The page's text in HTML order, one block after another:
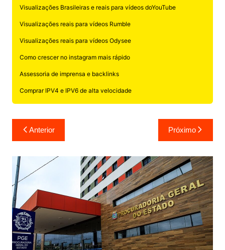
Visualizações Brasileiras e reais para vídeos doYouTube
Visualizações reais para vídeos Rumble
Visualizações reais para vídeos Odysee
Como crescer no instagram mais rápido
Assessoria de imprensa e backlinks
Comprar IPV4 e IPV6 de alta velocidade
Navegação
de
Post
Anterior Próximo